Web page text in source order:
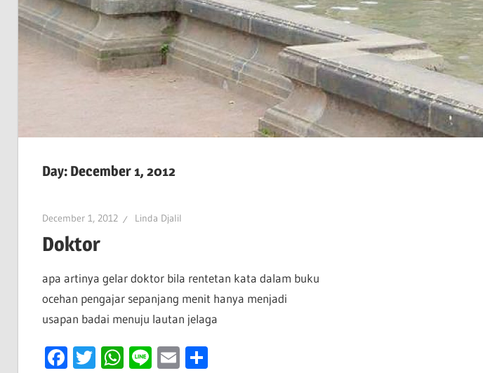
Day: December 1, 2012
December 1, 2012 Linda Djalil
Doktor
apa artinya gelar doktor bila rentetan kata dalam buku
ocehan pengajar sepanjang menit hanya menjadi
usapan badai menuju lautan jelaga
Facebook
Twitter
WhatsApp
LineEmailShare